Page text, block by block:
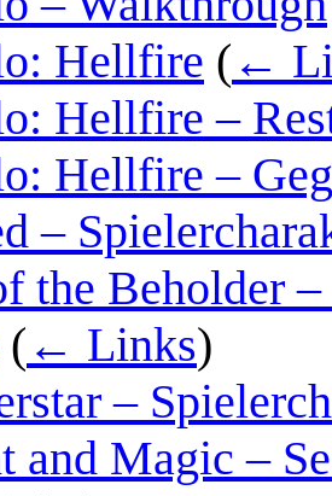
Hellfire ( ←
Hellfire –
Hellfire –
–
the Beholder
( ← Links)
–
and Magic –